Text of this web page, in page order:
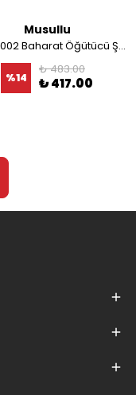
Musullu
1001 - 1002 Baharat Öğütücü Şeffaf Kapağı
%14
₺ 483.00
₺ 417.00